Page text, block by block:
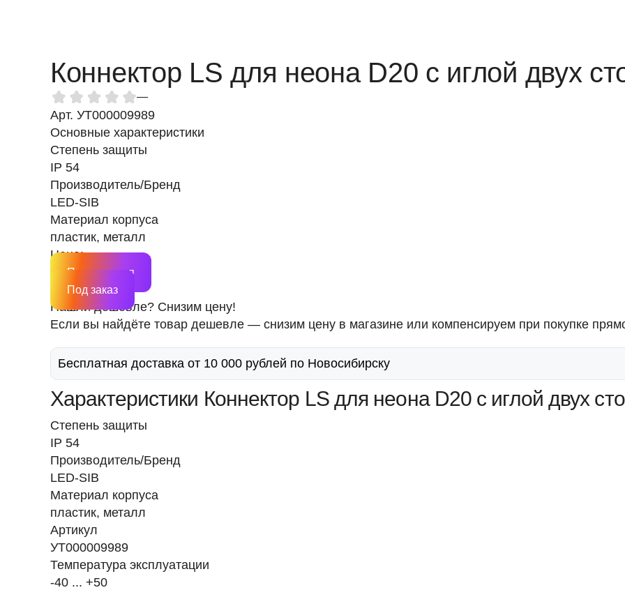
Коннектор LS для неона D20 с иглой двух
—
Арт. УТ000009989
Основные характеристики
Степень защиты
IP 54
Производитель/Бренд
LED-SIB
Материал корпуса
пластик, металл
Цена:
Подписаться
Под заказ
Нашли дешевле? Снизим цену!
Если вы найдёте товар дешевле — снизим цену в магазине или компенсируем при покупке
Бесплатная доставка от 10 000 рублей по Новосибирску
Характеристики Коннектор LS для неона D20 с иглой двух
Степень защиты
IP 54
Производитель/Бренд
LED-SIB
Материал корпуса
пластик, металл
Артикул
УТ000009989
Температура эксплуатации
-40 ... +50